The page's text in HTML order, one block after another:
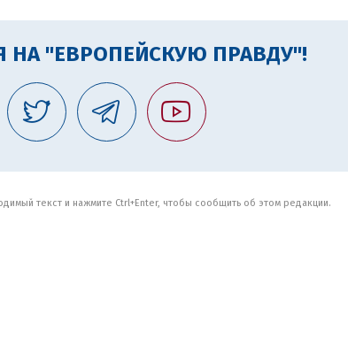
НА "ЕВРОПЕЙСКУЮ ПРАВДУ"!
текст и нажмите Ctrl+Enter, чтобы сообщить об этом редакции.